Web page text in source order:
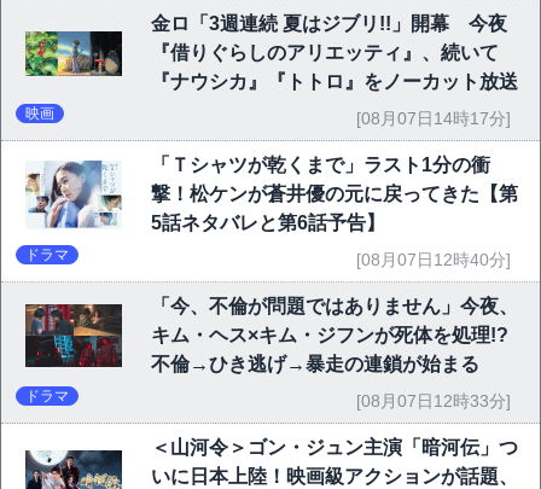
金ロ「3週連続 夏はジブリ!!」開幕 今夜
『借りぐらしのアリエッティ』、続いて
『ナウシカ』『トトロ』をノーカット放送
映画 [08月07日14時17分]
「Ｔシャツが乾くまで」ラスト1分の衝
撃！松ケンが蒼井優の元に戻ってきた【第
5話ネタバレと第6話予告】
ドラマ [08月07日12時40分]
「今、不倫が問題ではありません」今夜、
キム・ヘス×キム・ジフンが死体を処理!?
不倫→ひき逃げ→暴走の連鎖が始まる
ドラマ [08月07日12時33分]
＜山河令＞ゴン・ジュン主演「暗河伝」つ
いに日本上陸！映画級アクションが話題、